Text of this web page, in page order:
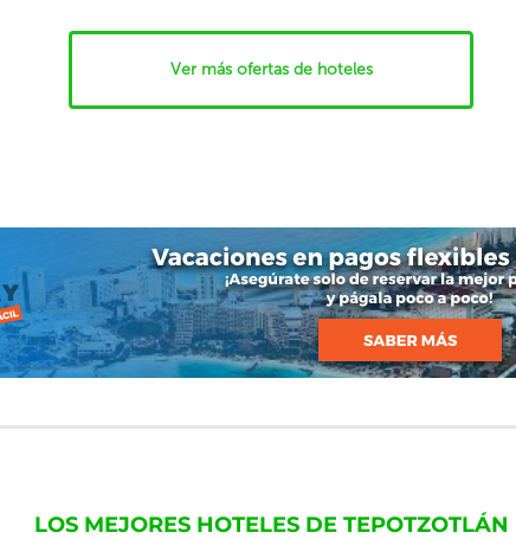
Ver más ofertas de hoteles
LOS MEJORES HOTELES DE TEPOTZOTLÁN